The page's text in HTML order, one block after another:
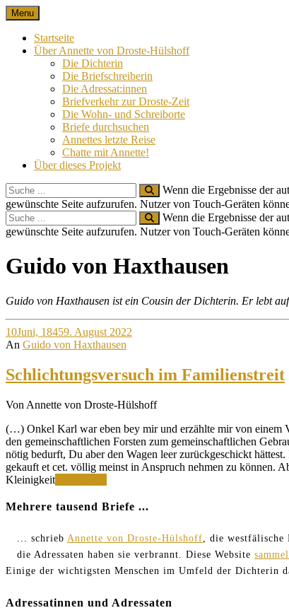
Skip
to
content
Nach 100 Jahren
Annette von Droste-Hülshoff in Briefen
Menu
Startseite
Über Annette von Droste-Hülshoff
Die Dichterin
Die Briefschreiberin
Die Adressat:innen
Briefverkehr zur Droste-Zeit
Die Wohn- und Schreiborte
Briefe durchsuchen
Annettes letzte Reise
Chatte mit Annette!
Über dieses Projekt
Search
for:
Wenn die Ergebnisse der
gewünschte Seite aufzurufen. Nutzer von Touch-Geräten
Search
for:
Wenn die Ergebnisse der
gewünschte Seite aufzurufen. Nutzer von Touch-Geräten
Site
Overlay
Guido von Haxthausen
Guido von Haxthausen ist ein Cousin der Dichterin. Er lebt
10Juni, 18459. August 2022
An Guido von Haxthausen
Schlichtungsversuch im Familienstreit
Von Annette von Droste-Hülshoff
(…) Onkel Karl war eben bey mir und erzählte mir von einem
den gemeinschaftlichen Forsten zum gemeinschaftlichen
nötig bedurft, Du aber den Wagen leer zurückgeschickt
gekauft et cet. völlig meinst in Anspruch nehmen zu können.
Kleinigkeit
Familienstreit
Mehrere tausend Briefe ...
... schrieb Annette von Droste-Hülshoff , die
die Adressaten haben sie verbrannt. Diese Website
Einige der wichtigsten Menschen im Umfeld der Dichterin
Adressatinnen und Adressaten